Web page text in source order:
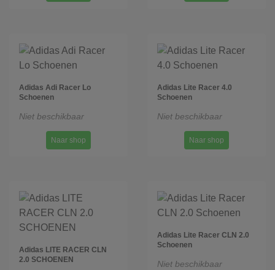
Adidas Adi Racer Lo
Schoenen
Niet beschikbaar
Naar shop
Adidas Lite Racer 4.0
Schoenen
Niet beschikbaar
Naar shop
Adidas LITE RACER CLN
2.0 SCHOENEN
Adidas Lite Racer CLN 2.0
Schoenen
Niet beschikbaar